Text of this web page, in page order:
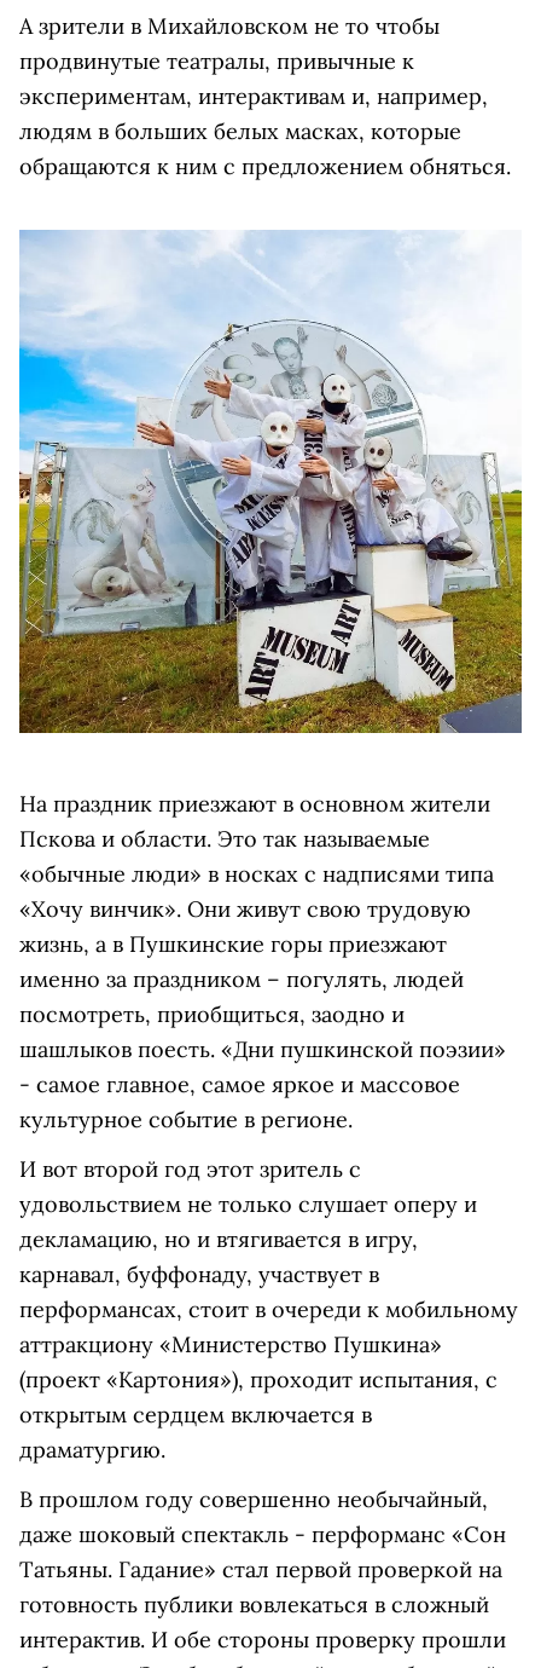
А зрители в Михайловском не то чтобы
продвинутые театралы, привычные к
экспериментам, интерактивам и, например,
людям в больших белых масках, которые
обращаются к ним с предложением обняться.
На праздник приезжают в основном жители
Пскова и области. Это так называемые
«обычные люди» в носках с надписями типа
«Хочу винчик». Они живут свою трудовую
жизнь, а в Пушкинские горы приезжают
именно за праздником – погулять, людей
посмотреть, приобщиться, заодно и
шашлыков поесть. «Дни пушкинской поэзии»
- самое главное, самое яркое и массовое
культурное событие в регионе.
И вот второй год этот зритель с
удовольствием не только слушает оперу и
декламацию, но и втягивается в игру,
карнавал, буффонаду, участвует в
перформансах, стоит в очереди к мобильному
аттракциону «Министерство Пушкина»
(проект «Картония»), проходит испытания, с
открытым сердцем включается в
драматургию.
В прошлом году совершенно необычайный,
даже шоковый спектакль - перформанс «Сон
Татьяны. Гадание» стал первой проверкой на
готовность публики вовлекаться в сложный
интерактив. И обе стороны проверку прошли